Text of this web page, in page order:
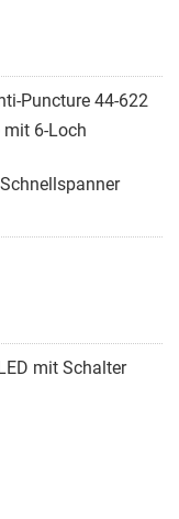
Puncture 44-622
mit 6-Loch
mit Schalter